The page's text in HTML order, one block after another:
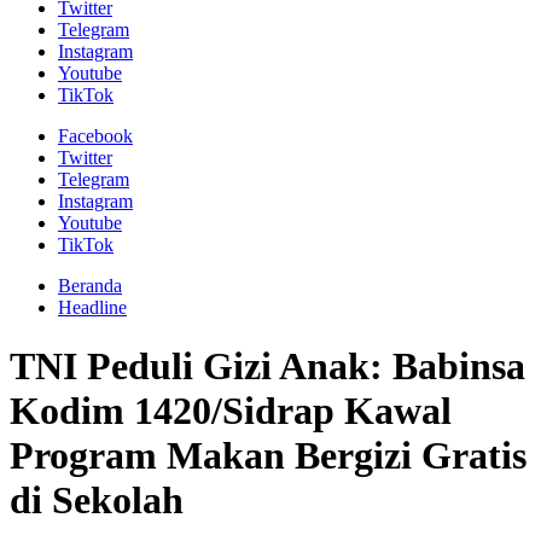
Twitter
Telegram
Instagram
Youtube
TikTok
Facebook
Twitter
Telegram
Instagram
Youtube
TikTok
Beranda
Headline
TNI Peduli Gizi Anak: Babinsa
Kodim 1420/Sidrap Kawal
Program Makan Bergizi Gratis
di Sekolah